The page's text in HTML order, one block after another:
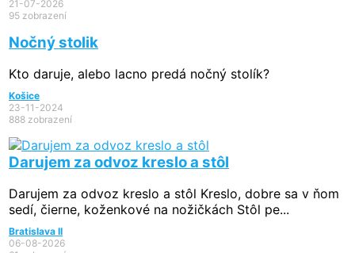
21-07-2026
95 zobrazení
Nočný stolik
Kto daruje, alebo lacno predá nočný stolík?
Košice
23-11-2024
888 zobrazení
Darujem za odvoz kreslo a stôl
Darujem za odvoz kreslo a stôl Kreslo, dobre sa v ňom
sedí, čierne, koženkové na nožičkách Stôl pe...
Bratislava II
06-08-2026